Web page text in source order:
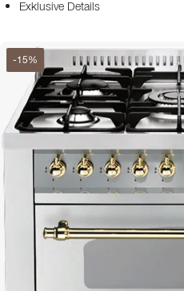
Exklusive Details
-15%